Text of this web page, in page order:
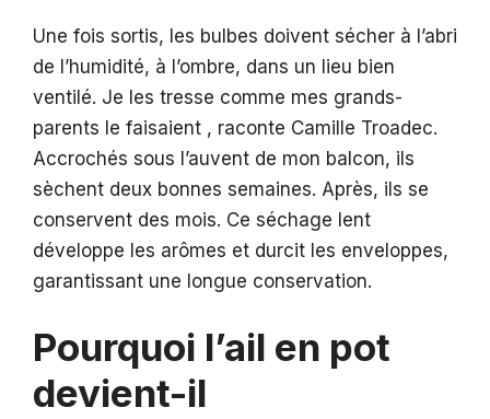
Une fois sortis, les bulbes doivent sécher à l’abri
de l’humidité, à l’ombre, dans un lieu bien
ventilé. Je les tresse comme mes grands-
parents le faisaient , raconte Camille Troadec.
Accrochés sous l’auvent de mon balcon, ils
sèchent deux bonnes semaines. Après, ils se
conservent des mois. Ce séchage lent
développe les arômes et durcit les enveloppes,
garantissant une longue conservation.
Pourquoi l’ail en pot
devient-il